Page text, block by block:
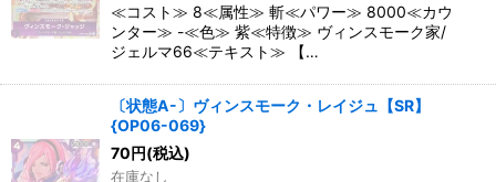
≪コスト≫ 8≪属性≫ 斬≪パワー≫ 8000≪カウ
ンター≫ -≪色≫ 紫≪特徴≫ ヴィンスモーク家/
ジェルマ66≪テキスト≫ 【…
〔状態A-〕ヴィンスモーク・レイジュ【SR】
{OP06-069}
70円(税込)
在庫なし